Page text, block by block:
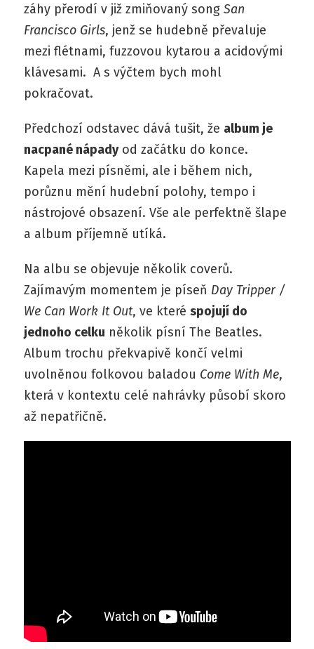
záhy přerodí v již zmiňovaný song San
Francisco Girls, jenž se hudebně převaluje
mezi flétnami, fuzzovou kytarou a acidovými
klávesami. A s výčtem bych mohl
pokračovat.
Předchozí odstavec dává tušit, že album je
nacpané nápadyod začátku do konce.
Kapela mezi písněmi, ale i během nich,
porůznu mění hudební polohy, tempo i
nástrojové obsazení. Vše ale perfektně šlape
a album příjemně utíká.
Na albu se objevuje několik coverů.
Zajímavým momentem je píseň Day Tripper /
We Can Work It Out, ve které spojují do
jednoho celku několik písní The Beatles.
Album trochu překvapivě končí velmi
uvolněnou folkovou baladou Come With Me,
která v kontextu celé nahrávky působí skoro
až nepatřičně.